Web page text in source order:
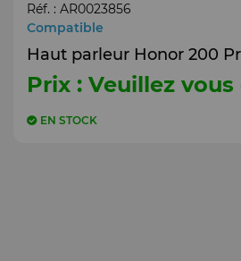
Réf. : AR0023856
Compatible
Haut parleur Honor 200
Prix : Veuillez
EN STOCK